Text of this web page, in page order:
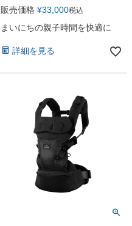
販売価格 ¥33,000税込
まいにちの親子時間を快適に
詳細を見る